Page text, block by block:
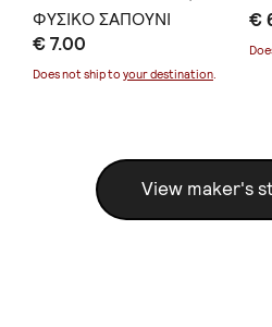
ΦΥΣΙΚΟ ΣΑΠΟΥΝΙ
ΠΡΟΣΩΠΟΥ | 110gr
€ 7.00
Does not ship to your destination.
€
View maker's